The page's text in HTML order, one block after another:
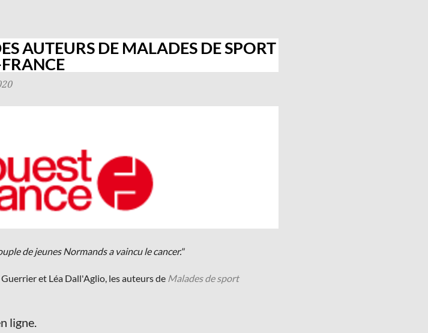
AUTEURS DE MALADES DE SPORT
de jeunes Normands a vaincu le cancer."
et Léa Dall'Aglio, les auteurs de Malades de sport
ligne.